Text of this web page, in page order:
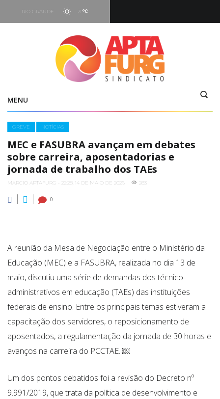
RIO GRANDE 21
- 19:29
Vento
7.66 kt - 293°
MENU
Categories
GREVE NOTÍCIAS
MEC e FASUBRA avançam em debates
sobre carreira, aposentadorias e
jornada de trabalho dos TAEs
MARCIO APTAFURG - 22:28, 14 DE MAIO DE 2026 283
0
A reunião da Mesa de Negociação entre o Ministério da
Educação (MEC) e a FASUBRA, realizada no dia 13 de
maio, discutiu uma série de demandas dos técnico-
administrativos em educação (TAEs) das instituições
federais de ensino. Entre os principais temas estiveram a
capacitação dos servidores, o reposicionamento de
aposentados, a regulamentação da jornada de 30 horas e
avanços na carreira do PCCTAE. ￼
Um dos pontos debatidos foi a revisão do Decreto nº
9.991/2019, que trata da política de desenvolvimento e